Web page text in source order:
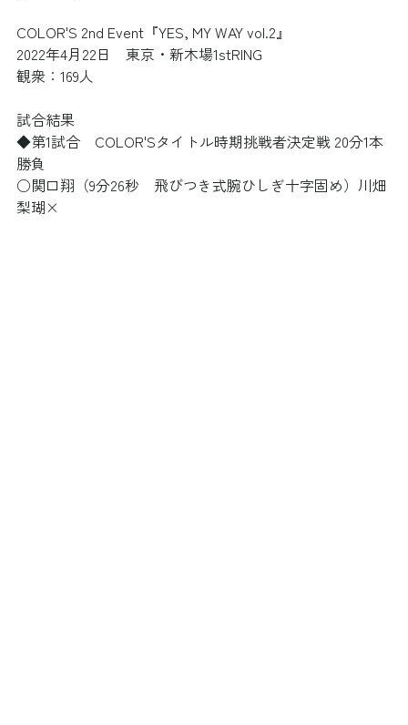
COLOR'S 2nd Event『YES, MY WAY vol.2』
2022年4月22日　東京・新木場1stRING
観衆：169人
試合結果
◆第1試合　COLOR'Sタイトル時期挑戦者決定戦 20分1本
勝負
○関口翔（9分26秒　飛びつき式腕ひしぎ十字固め）川畑
梨瑚×